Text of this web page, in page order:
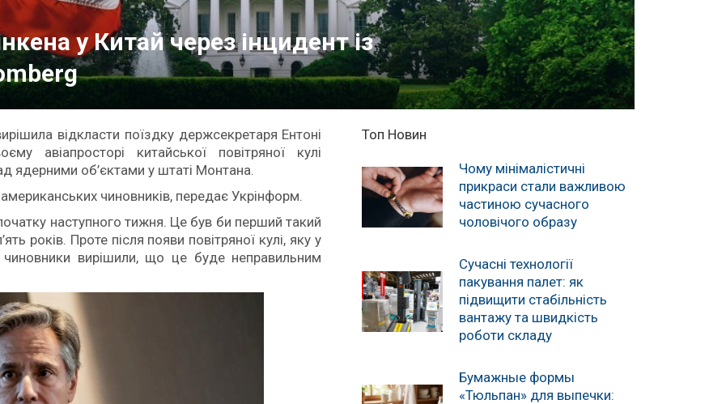
у Китай через інцидент із
відкласти поїздку держсекретаря Ентоні
авіапросторі китайської повітряної кулі
ядерними об’єктами у штаті Монтана.
чиновників, передає Укрінформ.
наступного тижня. Це був би перший такий
років. Проте після появи повітряної кулі, яку у
чиновники вирішили, що це буде неправильним
Топ Новин
Чому мінімалістичні
прикраси стали важливою
частиною сучасного
чоловічого образу
Сучасні технології
пакування палет: як
підвищити стабільність
вантажу та швидкість
роботи складу
Бумажные формы
«Тюльпан» для выпечки: